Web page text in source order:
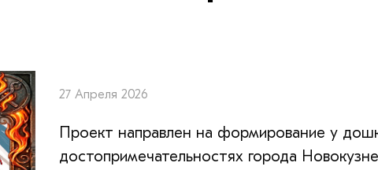
27 Апреля 2026
Проект направлен на формирование у
достопримечательностях города